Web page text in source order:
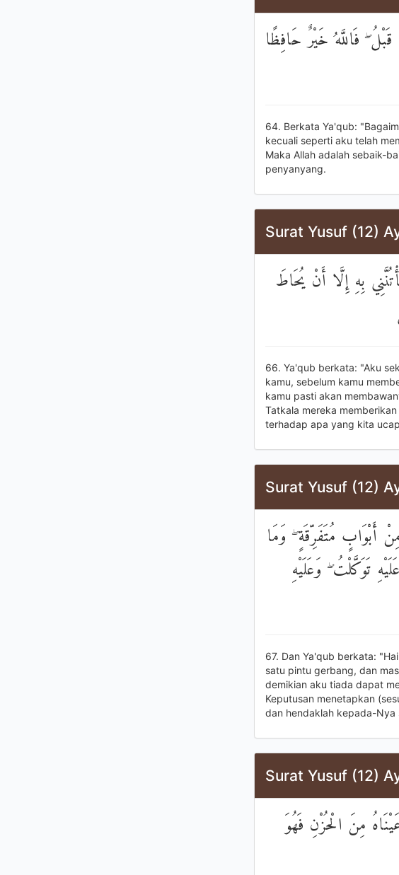
فَاللَّهُ خَيْرٌ حَافِظًا
64. Berkata Ya'qub:
kecuali seperti aku telah
Maka Allah adalah sebaik-
penyanyang.
Surat Yusuf (12)
بِهِ إِلَّا أَنْ يُحَاطَ
66. Ya'qub berkata: "Aku
kamu, sebelum kamu
kamu pasti akan
Tatkala mereka
terhadap apa yang kita
Surat Yusuf (12)
أَبْوَابٍ مُتَفَرِّقَةٍ ۖ وَمَا
تَوَكَّلْتُ ۖ وَعَلَيْهِ
67. Dan Ya'qub berkata:
satu pintu gerbang, dan
demikian aku tiada dapat
Keputusan menetapkan
dan hendaklah kepada-
Surat Yusuf (12)
مِنَ الْحُزْنِ فَهُوَ